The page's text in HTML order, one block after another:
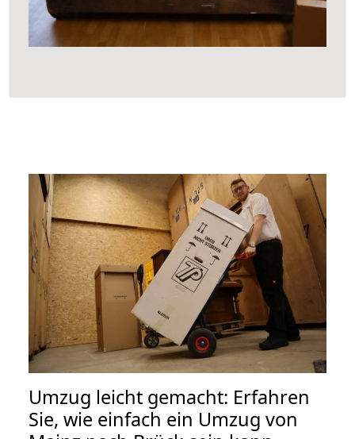
Umzug leicht gemacht: Erfahren
Sie, wie einfach ein Umzug von